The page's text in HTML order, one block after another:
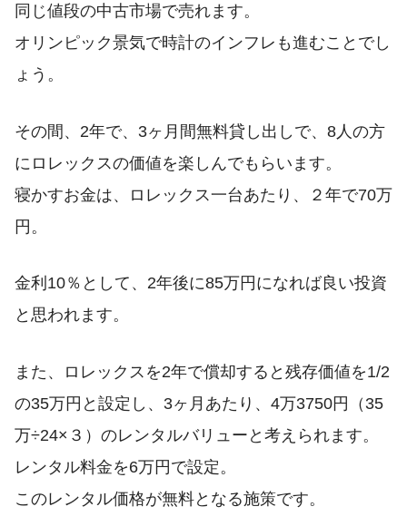
同じ値段の中古市場で売れます。
オリンピック景気で時計のインフレも進むことでし
ょう。
その間、2年で、3ヶ月間無料貸し出しで、8人の方
にロレックスの価値を楽しんでもらいます。
寝かすお金は、ロレックス一台あたり、２年で70万
円。
金利10％として、2年後に85万円になれば良い投資
と思われます。
また、ロレックスを2年で償却すると残存価値を1/2
の35万円と設定し、3ヶ月あたり、4万3750円（35
万÷24×３）のレンタルバリューと考えられます。
レンタル料金を6万円で設定。
このレンタル価格が無料となる施策です。